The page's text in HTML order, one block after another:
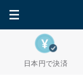
日本円で決済